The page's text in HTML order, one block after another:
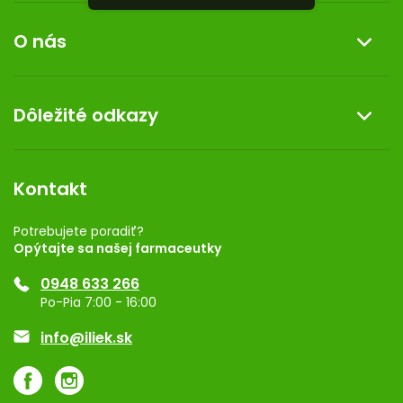
Informácie o nákupe
Reklamácia a vrátenie tovaru
Doprava a platba
Darček k nákupu
Obchodné podmienky
O nás
Kontakt
Dermocentrum
Dôležité odkazy
Rozhodnutie na prevádzku
Registrácia
Ponuka pre firmy
Značky
Kontakt
Potrebujete poradiť?
Opýtajte sa našej farmaceutky
0948 633 266
Po-Pia 7:00 - 16:00
info@iliek.sk